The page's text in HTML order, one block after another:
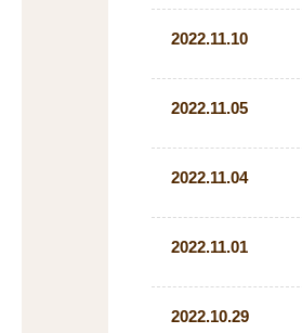
2022.11.10
2022.11.05
2022.11.04
2022.11.01
2022.10.29